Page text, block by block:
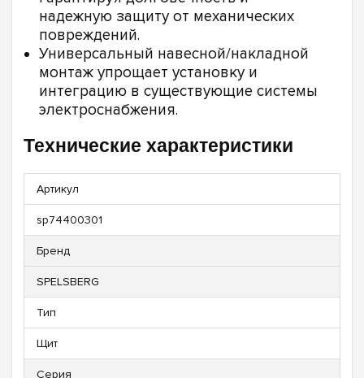
надежную защиту от механических
повреждений.
Универсальный навесной/накладной
монтаж упрощает установку и
интеграцию в существующие системы
электроснабжения.
Технические характеристики
Артикул
sp74400301
Бренд
SPELSBERG
Тип
Щит
Серия